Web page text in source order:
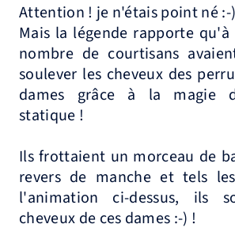
Attention ! je n'étais point né :-
Mais la légende rapporte
nombre de courtisans
soulever les cheveux des
dames grâce à la magie
statique !
Ils frottaient un morceau de
revers de manche et tels
l'animation ci-dessus, ils
cheveux de ces dames :-) !